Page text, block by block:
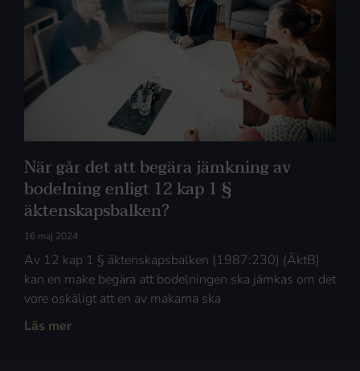
När går det att begära jämkning av
bodelning enligt 12 kap 1 §
äktenskapsbalken?
16 maj 2024
Av 12 kap 1 § äktenskapsbalken (1987:230) (ÄktB)
kan en make begära att bodelningen ska jämkas om det
vore oskäligt att en av makarna ska
Läs mer